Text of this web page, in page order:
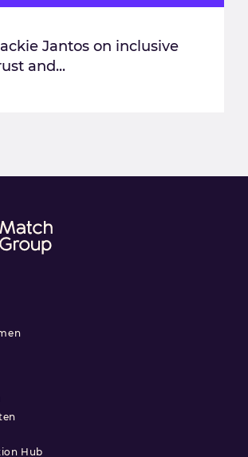
Jantos on inclusive
and...
Hub